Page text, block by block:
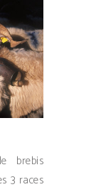
brebis
3 races